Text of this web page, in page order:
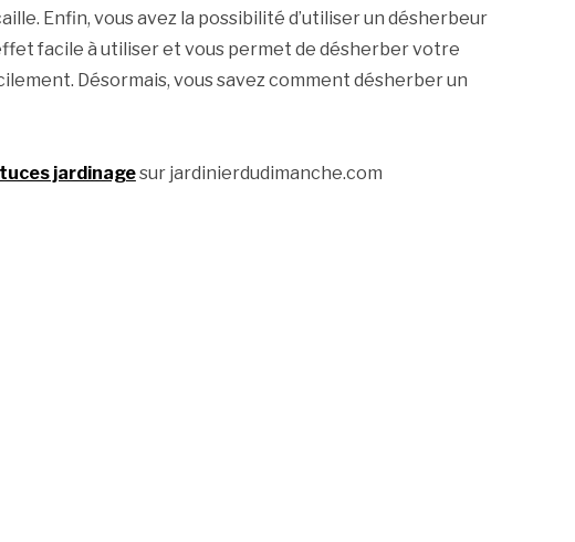
Enfin, vous avez la possibilité d’utiliser un désherbeur
facile à utiliser et vous permet de désherber votre
Désormais, vous savez comment désherber un
jardinagesur jardinierdudimanche.com